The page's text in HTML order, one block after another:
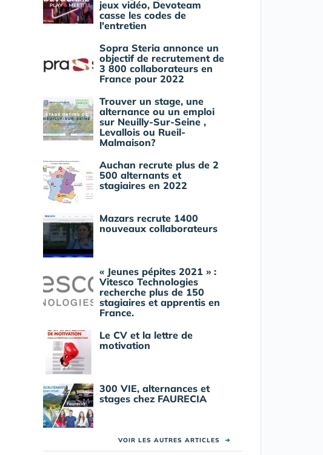
jeux vidéo, Devoteam
casse les codes de
l'entretien
Sopra Steria annonce un
objectif de recrutement de
3 800 collaborateurs en
France pour 2022
Trouver un stage, une
alternance ou un emploi
sur Neuilly-Sur-Seine ,
Levallois ou Rueil-
Malmaison?
Auchan recrute plus de 2
500 alternants et
stagiaires en 2022
Mazars recrute 1400
nouveaux collaborateurs
« Jeunes pépites 2021 » :
Vitesco Technologies
recherche plus de 150
stagiaires et apprentis en
France.
Le CV et la lettre de
motivation
300 VIE, alternances et
stages chez FAURECIA
VOIR LES AUTRES ARTICLES ➜